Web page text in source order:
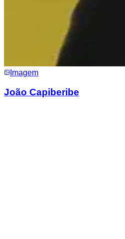
Imagem
João Capiberibe